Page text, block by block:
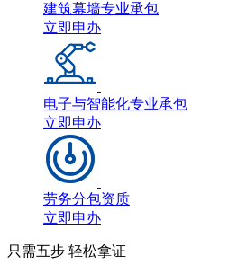
建筑幕墙专业承包
立即申办
电子与智能化专业承包
立即申办
劳务分包资质
立即申办
只需五步 轻松拿证